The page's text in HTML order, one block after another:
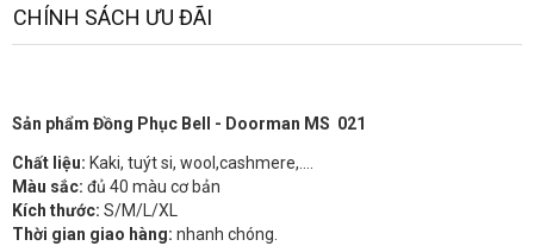
CHÍNH SÁCH ƯU ĐÃI
Sản phẩm Đồng Phục Bell - Doorman MS 021
Chất liệu: Kaki, tuýt si, wool,cashmere,….
Màu sắc: đủ 40 màu cơ bản
Kích thước: S/M/L/XL
Thời gian giao hàng: nhanh chóng.